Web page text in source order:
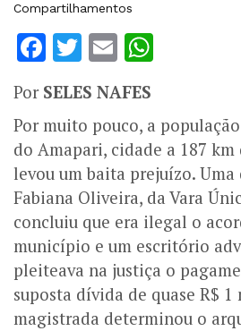
Compartilhamentos
Facebook
Twitter
Email
Por SELES NAFES
Por muito pouco, a
do Amapari, cidade a 187 km
levou um baita prejuízo. Uma
Fabiana Oliveira, da Vara
concluiu que era ilegal o
município e um escritório
pleiteava na justiça o
suposta dívida de quase R$
magistrada determinou o